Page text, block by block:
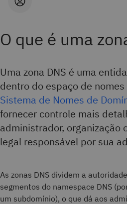
O que é uma
Uma zona DNS é uma
dentro do espaço de
Sistema de Nomes de
fornecer controle mais
administrador, organização
legal responsável por sua
As zonas DNS dividem a
segmentos do namespace DNS
um subdomínio), o que dá aos